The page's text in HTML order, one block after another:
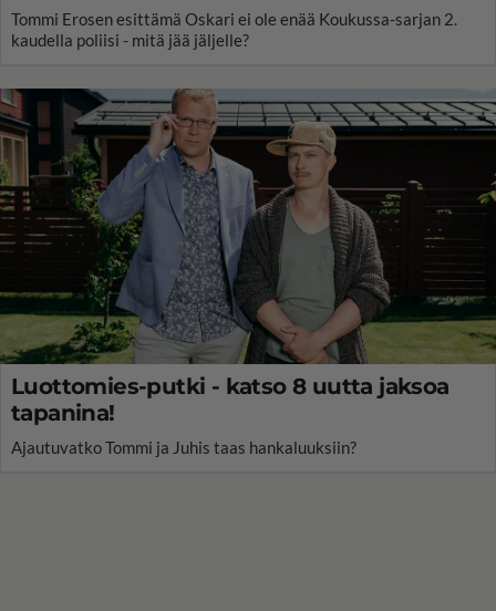
Tommi Erosen esittämä Oskari ei ole enää Koukussa-sarjan 2.
kaudella poliisi - mitä jää jäljelle?
Luottomies-putki - katso 8 uutta jaksoa
tapanina!
Ajautuvatko Tommi ja Juhis taas hankaluuksiin?